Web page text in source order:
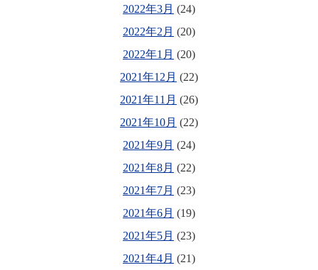
2022年3月 (24)
2022年2月 (20)
2022年1月 (20)
2021年12月 (22)
2021年11月 (26)
2021年10月 (22)
2021年9月 (24)
2021年8月 (22)
2021年7月 (23)
2021年6月 (19)
2021年5月 (23)
2021年4月 (21)